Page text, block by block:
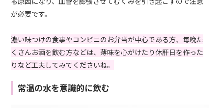
が必要です。
濃い味つけの食事やコンビニのお弁当が中心である方、毎晩た
くさんお酒を飲む方などは、薄味を心がけたり休肝日を作った
りなど工夫してみてくださいね。
常温の水を意識的に飲む